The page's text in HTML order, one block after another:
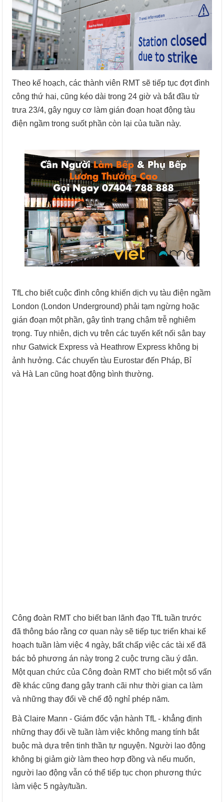
Theo kế hoạch, các thành viên RMT sẽ tiếp tục đợt đình
công thứ hai, cũng kéo dài trong 24 giờ và bắt đầu từ
trưa 23/4, gây nguy cơ làm gián đoạn hoạt động tàu
điện ngầm trong suốt phần còn lại của tuần này.
TfL cho biết cuộc đình công khiến dịch vụ tàu điện ngầm
London (London Underground) phải tạm ngừng hoặc
gián đoạn một phần, gây tình trạng chậm trễ nghiêm
trọng. Tuy nhiên, dịch vụ trên các tuyến kết nối sân bay
như Gatwick Express và Heathrow Express không bị
ảnh hưởng. Các chuyến tàu Eurostar đến Pháp, Bỉ
và Hà Lan cũng hoạt động bình thường.
Công đoàn RMT cho biết ban lãnh đạo TfL tuần trước
đã thông báo rằng cơ quan này sẽ tiếp tục triển khai kế
hoạch tuần làm việc 4 ngày, bất chấp việc các tài xế đã
bác bỏ phương án này trong 2 cuộc trưng cầu ý dân.
Một quan chức của Công đoàn RMT cho biết một số vấn
đề khác cũng đang gây tranh cãi như thời gian ca làm
và những thay đổi về chế độ nghỉ phép năm.
Bà Claire Mann - Giám đốc vận hành TfL - khẳng định
những thay đổi về tuần làm việc không mang tính bắt
buộc mà dựa trên tinh thần tự nguyện. Người lao động
không bị giảm giờ làm theo hợp đồng và nếu muốn,
người lao động vẫn có thể tiếp tục chọn phương thức
làm việc 5 ngày/tuần.